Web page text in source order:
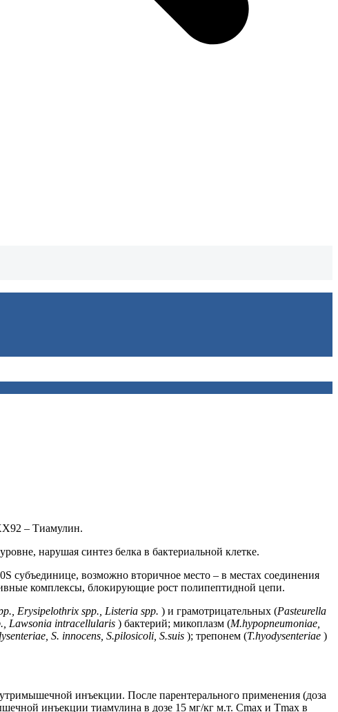
– Тиамулин.
нарушая синтез белка в бактериальной клетке.
субъединице, возможно вторичное место – в местах соединения
комплексы, блокирующие рост полипептидной цепи.
Erysipelothrix spp., Listeria spp. ) и грамотрицательных (Pasteurella
Lawsonia intracellularis ) бактерий; микоплазм (M.hypopneumoniae,
S. innocens, S.pilosicoli, S.suis ); трепонем (T.hyodysenteriae )
инъекции. После парентерального применения (доза
инъекции тиамулина в дозе 15 мг/кг м.т. Сmах и Тmах в